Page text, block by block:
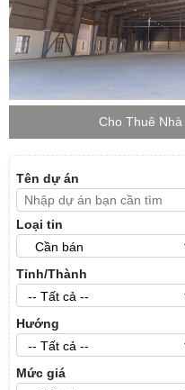
Cho Thuê
Tên dự án
Loại tin
Tỉnh/Thành
Hướng
Mức giá